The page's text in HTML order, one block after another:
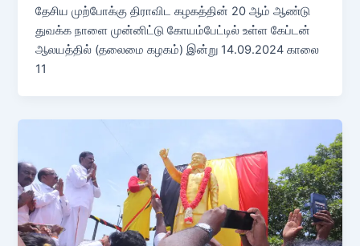
தேசிய முற்போக்கு திராவிட கழகத்தின் 20 ஆம் ஆண்டு
துவக்க நாளை முன்னிட்டு கோயம்பேட்டில் உள்ள கேப்டன்
ஆலயத்தில் (தலைமை கழகம்) இன்று 14.09.2024 காலை
11